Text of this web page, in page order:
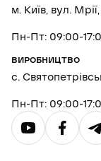
м. Київ, вул.
Пн-Пт: 09:00-
ВИРОБНИЦТВО
с.
Пн-Пт: 09:00-